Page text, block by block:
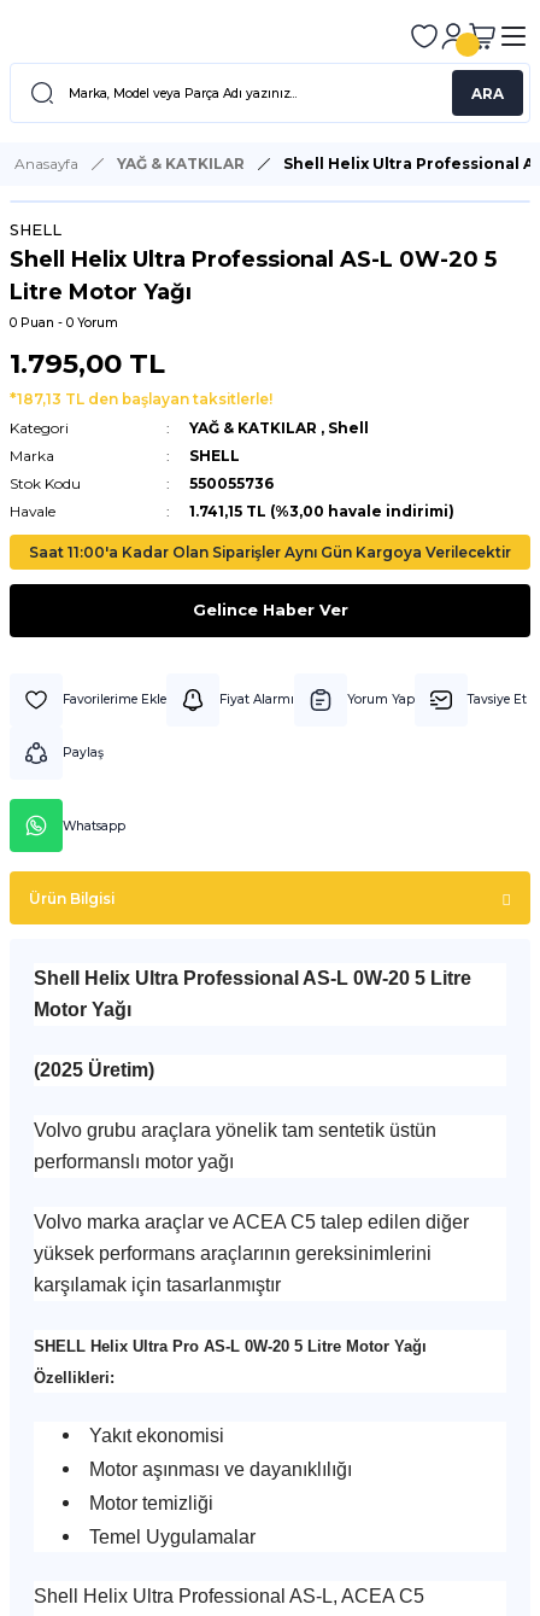
ARA
Anasayfa YAĞ & KATKILAR Shell Helix Ultra Professional
SHELL
Shell Helix Ultra Professional AS-L 0W-20 5
Litre Motor Yağı
0 Puan - 0 Yorum
1.795,00 TL
*187,13 TL den başlayan taksitlerle!
Kategori
YAĞ & KATKILAR , Shell
Marka
SHELL
Stok Kodu
550055736
Havale
1.741,15 TL (%3,00 havale indirimi)
Saat 11:00'a Kadar Olan Siparişler Aynı Gün Kargoya Verilecektir
Gelince Haber Ver
Fiyat Alarmı Yorum Yap Tavsiye Et
Paylaş
Whatsapp
Ürün Bilgisi
Shell Helix Ultra Professional AS-L 0W-20 5 Litre
Motor Yağı
(2025 Üretim)
Volvo grubu araçlara yönelik tam sentetik üstün
performanslı motor yağı
Volvo marka araçlar ve ACEA C5 talep edilen diğer
yüksek performans araçlarının gereksinimlerini
karşılamak için tasarlanmıştır
SHELL Helix Ultra Pro AS-L 0W-20 5 Litre Motor Yağı
Özellikleri:
Yakıt ekonomisi
Motor aşınması ve dayanıklılığı
Motor temizliği
Temel Uygulamalar
Shell Helix Ultra Professional AS-L, ACEA C5